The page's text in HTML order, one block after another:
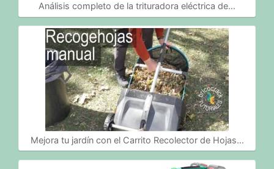
Análisis completo de la trituradora eléctrica de…
Mejora tu jardín con el Carrito Recolector de Hojas…